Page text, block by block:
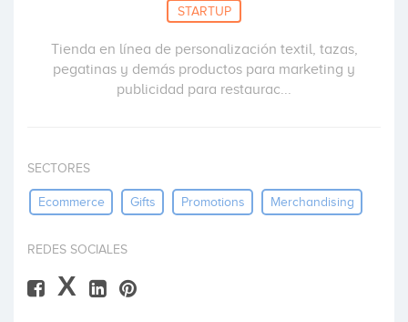
Invertir
STARTUP
Tienda en línea de personalización textil, tazas,
pegatinas y demás productos para marketing y
publicidad para restaurac...
SECTORES
Ecommerce Gifts Promotions Merchandising
REDES SOCIALES
X